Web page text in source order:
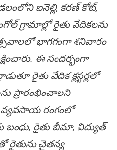
ఐనెల్లి, కరణ్ కోట్,
గ్రామాల్లో రైతు వేదికలను
భాగగంగా శనివారం
ఈ సందర్భంగా
రైతు వేదిక క్లస్టర్లలో
ప్రారంభించాలని
రంగంలో
రైతు బీమా, విద్యుత్
రైతును చైతన్య